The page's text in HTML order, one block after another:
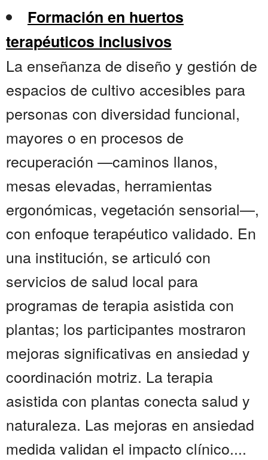
Formación en huertos
terapéuticos inclusivos
La enseñanza de diseño y gestión de
espacios de cultivo accesibles para
personas con diversidad funcional,
mayores o en procesos de
recuperación —caminos llanos,
mesas elevadas, herramientas
ergonómicas, vegetación sensorial—,
con enfoque terapéutico validado. En
una institución, se articuló con
servicios de salud local para
programas de terapia asistida con
plantas; los participantes mostraron
mejoras significativas en ansiedad y
coordinación motriz. La terapia
asistida con plantas conecta salud y
naturaleza. Las mejoras en ansiedad
medida validan el impacto clínico....